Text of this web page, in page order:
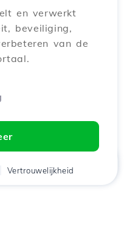
en verwerkt
beveiliging,
van de
Vertrouwelijkheid
Chat